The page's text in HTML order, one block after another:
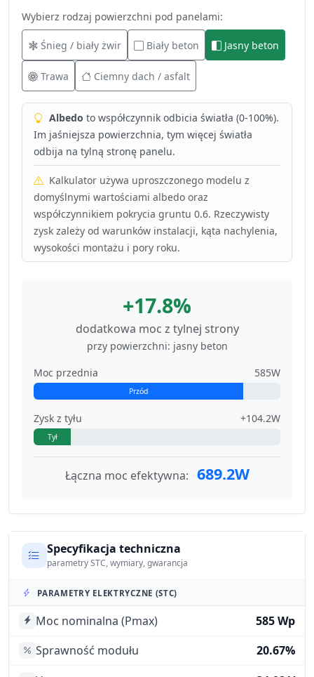
Wybierz rodzaj powierzchni pod panelami:
Śnieg / biały żwir Biały beton Jasny beton
Trawa Ciemny dach / asfalt
Albedo to współczynnik odbicia światła (0-100%).
Im jaśniejsza powierzchnia, tym więcej światła
odbija na tylną stronę panelu.
Kalkulator używa uproszczonego modelu z
domyślnymi wartościami albedo oraz
współczynnikiem pokrycia gruntu 0.6. Rzeczywisty
zysk zależy od warunków instalacji, kąta nachylenia,
wysokości montażu i pory roku.
+17.8%
dodatkowa moc z tylnej strony
przy powierzchni: jasny beton
Moc przednia
585W
Przód
Zysk z tyłu +104.2W
Tył
Łączna moc efektywna: 689.2W
Specyfikacja techniczna
parametry STC, wymiary, gwarancja
PARAMETRY ELEKTRYCZNE (STC)
Moc nominalna (Pmax)
585 Wp
Sprawność modułu
20.67%